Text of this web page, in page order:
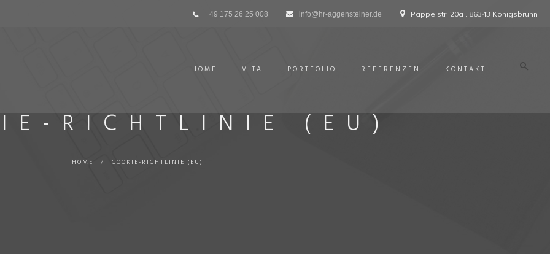
+49 175 26 25 008 info@hr-aggensteiner.de Pappelstr. 20a . 86343 Königsbrunn
HOME VITA PORTFOLIO REFERENZEN KONTAKT
RICHTLINIE (EU)
HOME / COOKIE-RICHTLINIE (EU)